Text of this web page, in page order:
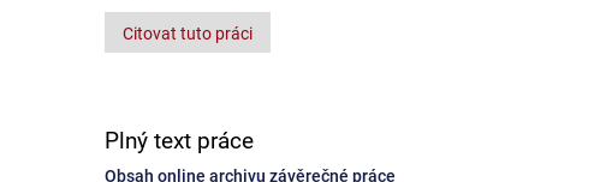
Citovat tuto práci
Plný text práce
Obsah online archivu závěrečné práce